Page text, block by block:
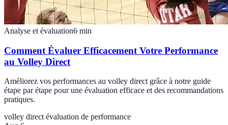
Analyse et évaluation6 min
Comment Évaluer Efficacement Votre Performance
au Volley Direct
Améliorez vos performances au volley direct grâce à notre guide
étape par étape pour une évaluation efficace et des recommandations
pratiques.
volley directévaluation de performance